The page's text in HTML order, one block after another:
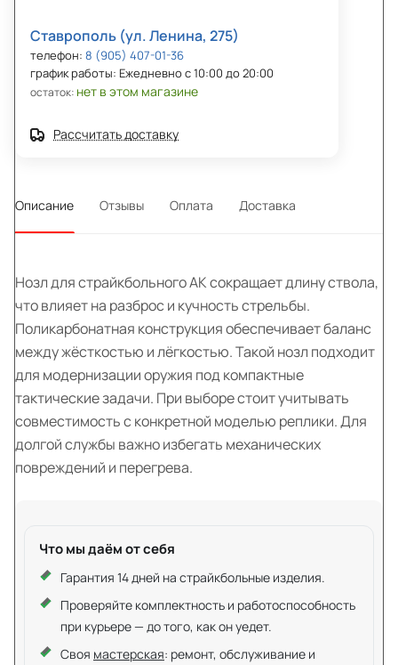
Ставрополь (ул. Ленина, 275)
телефон: 8 (905) 407-01-36
график работы: Ежедневно с 10:00 до 20:00
остаток: нет в этом магазине
Рассчитать доставку
Описание Отзывы Оплата Доставка
Нозл для страйкбольного АК сокращает длину ствола,
что влияет на разброс и кучность стрельбы.
Поликарбонатная конструкция обеспечивает баланс
между жёсткостью и лёгкостью. Такой нозл подходит
для модернизации оружия под компактные
тактические задачи. При выборе стоит учитывать
совместимость с конкретной моделью реплики. Для
долгой службы важно избегать механических
повреждений и перегрева.
Что мы даём от себя
Гарантия 14 дней на страйкбольные изделия.
Проверяйте комплектность и работоспособность
при курьере — до того, как он уедет.
Своя мастерская: ремонт, обслуживание и